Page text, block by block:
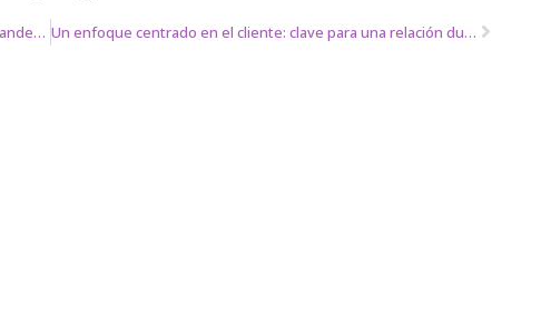
Descubre las ventajas irresistibles de invertir en una lavandería industrial sostenible con detergentes concentrados de limpieza profesional Un enfoque centrado en el cliente: clave para una relación duradera y de confianza